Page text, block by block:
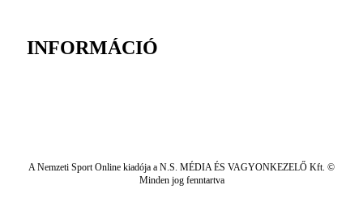
INFORMÁCIÓ
A Nemzeti Sport Online kiadója a N.S. MÉDIA ÉS VAGYONKEZELŐ Kft. ©
Minden jog fenntartva